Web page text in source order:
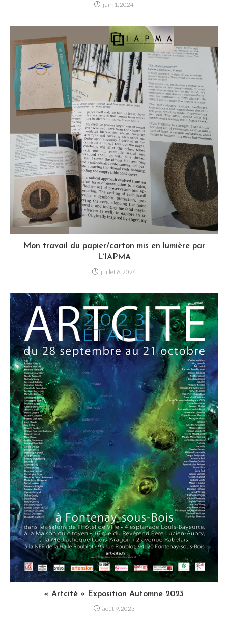
juin 1, 2024
Mon travail du papier/carton mis en lumière par
L’IAPMA
juillet 6, 2024
« Artcité » Exposition Automne 2023
août 9, 2023